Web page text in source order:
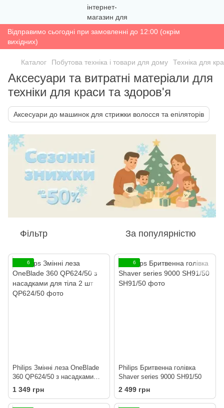
Відправимо сьогодні при замовленні до 12:00 (окрім
вихідних)
Каталог Побутова техніка і товари для дому Техніка для
Аксесуари та витратні матеріали для
техніки для краси та здоров'я
Аксесуари до машинок для стрижки волосся та епіляторів
Фільтр За популярністю
6
Philips Змінні леза OneBlade
360 QP624/50 з насадками
для тіла 2 шт
1 349 грн
6
Philips Бритвенна голівка
Shaver series 9000 SH91/50
2 499 грн